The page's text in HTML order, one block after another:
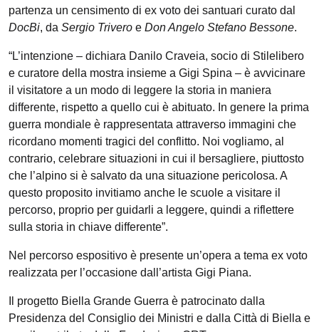
partenza un censimento di ex voto dei santuari curato dal
DocBi, da Sergio Trivero e Don Angelo Stefano Bessone.
“L’intenzione – dichiara Danilo Craveia, socio di Stilelibero
e curatore della mostra insieme a Gigi Spina – è avvicinare
il visitatore a un modo di leggere la storia in maniera
differente, rispetto a quello cui è abituato. In genere la prima
guerra mondiale è rappresentata attraverso immagini che
ricordano momenti tragici del conflitto. Noi vogliamo, al
contrario, celebrare situazioni in cui il bersagliere, piuttosto
che l’alpino si è salvato da una situazione pericolosa. A
questo proposito invitiamo anche le scuole a visitare il
percorso, proprio per guidarli a leggere, quindi a riflettere
sulla storia in chiave differente”.
Nel percorso espositivo è presente un’opera a tema ex voto
realizzata per l’occasione dall’artista Gigi Piana.
Il progetto Biella Grande Guerra è patrocinato dalla
Presidenza del Consiglio dei Ministri e dalla Città di Biella e